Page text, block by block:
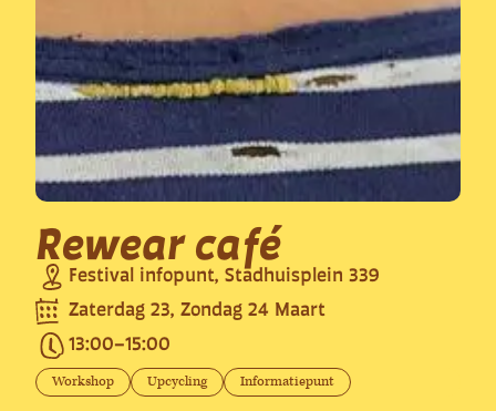
Rewear café
Festival infopunt, Stadhuisplein 339
Zaterdag 23, Zondag 24 Maart
13:00–15:00
Workshop Upcycling Informatiepunt